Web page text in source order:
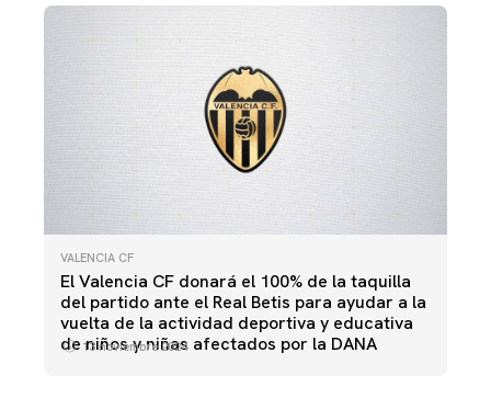
VALENCIA CF
El Valencia CF donará el 100% de la taquilla
del partido ante el Real Betis para ayudar a la
vuelta de la actividad deportiva y educativa
de niños y niñas afectados por la DANA
13 noviembre 2024